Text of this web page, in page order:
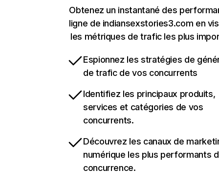
Obtenez un instantané des
ligne de indiansexstories3.com en
les métriques de trafic les plus
Espionnez les stratégies de
de trafic de vos concurrents
Identifiez les principaux produits,
services et catégories de vos
concurrents.
Découvrez les canaux de
numérique les plus performants
concurrence.